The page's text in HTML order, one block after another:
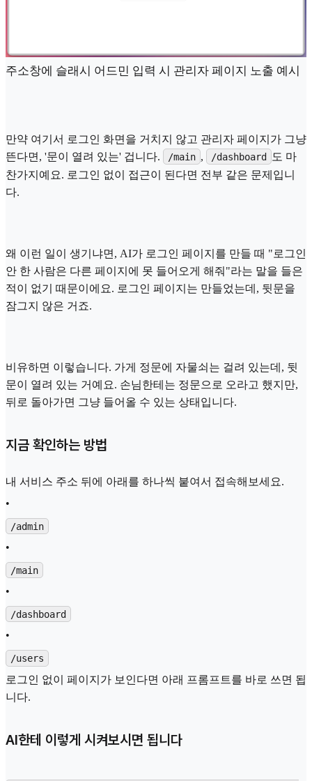
주소창에 슬래시 어드민 입력 시 관리자 페이지 노출 예시
만약 여기서 로그인 화면을 거치지 않고 관리자 페이지가 그냥
뜬다면, '문이 열려 있는' 겁니다.
/main , /dashboard
도 마
찬가지예요. 로그인 없이 접근이 된다면 전부 같은 문제입니
다.
왜 이런 일이 생기냐면, AI가 로그인 페이지를 만들 때 "로그인
안 한 사람은 다른 페이지에 못 들어오게 해줘"라는 말을 들은
적이 없기 때문이에요. 로그인 페이지는 만들었는데, 뒷문을
잠그지 않은 거죠.
비유하면 이렇습니다. 가게 정문에 자물쇠는 걸려 있는데, 뒷
문이 열려 있는 거예요. 손님한테는 정문으로 오라고 했지만,
뒤로 돌아가면 그냥 들어올 수 있는 상태입니다.
지금 확인하는 방법
내 서비스 주소 뒤에 아래를 하나씩 붙여서 접속해보세요.
•
/admin
•
/main
•
/dashboard
•
/users
로그인 없이 페이지가 보인다면 아래 프롬프트를 바로 쓰면 됩
니다.
AI한테 이렇게 시켜보시면 됩니다